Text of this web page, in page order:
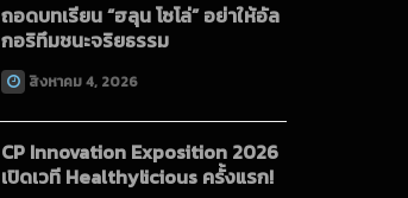
ถอดบทเรียน “ฮลุน โซโล่” อย่าให้อัล
กอริทึมชนะจริยธรรม
สิงหาคม 4, 2026
CP Innovation Exposition 2026
เปิดเวที Healthylicious ครั้งแรก!